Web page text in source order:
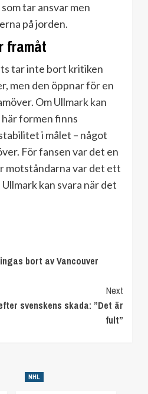
tar ansvar men
på jorden.
framåt
tar inte bort kritiken
men den öppnar för en
Om Ullmark kan
här formen finns
i målet – något
För fansen var det en
motståndarna var det ett
kan svara när det
bort av Vancouver
Next
svenskens skada: ”Det är
fult”
NHL